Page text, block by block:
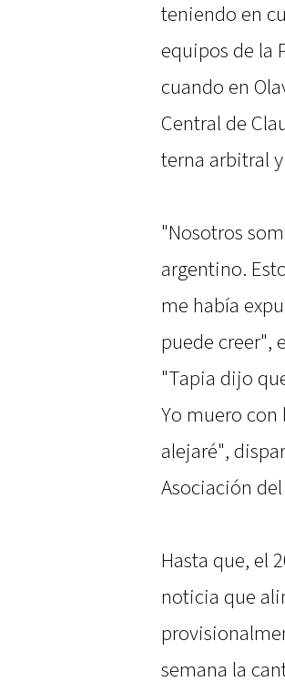
teniendo en
equipos de la
cuando en
Central de
terna arbitral
"Nosotros
argentino.
me había
puede creer",
"Tapia dijo
Yo muero
alejaré",
Asociación
Hasta que, el
noticia que
semana la